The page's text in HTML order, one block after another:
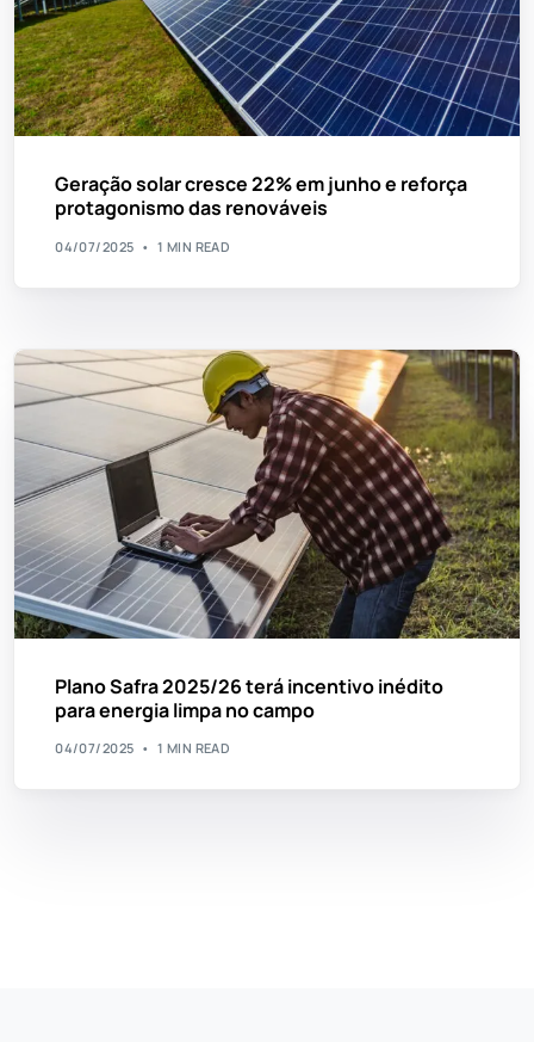
Geração solar cresce 22% em junho e reforça
protagonismo das renováveis
04/07/2025 1 MIN READ
Plano Safra 2025/26 terá incentivo inédito
para energia limpa no campo
04/07/2025 1 MIN READ